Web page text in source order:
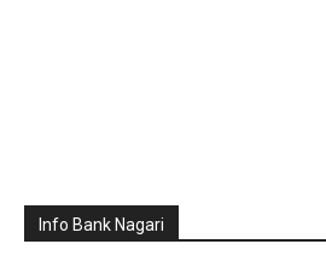
Info Bank Nagari